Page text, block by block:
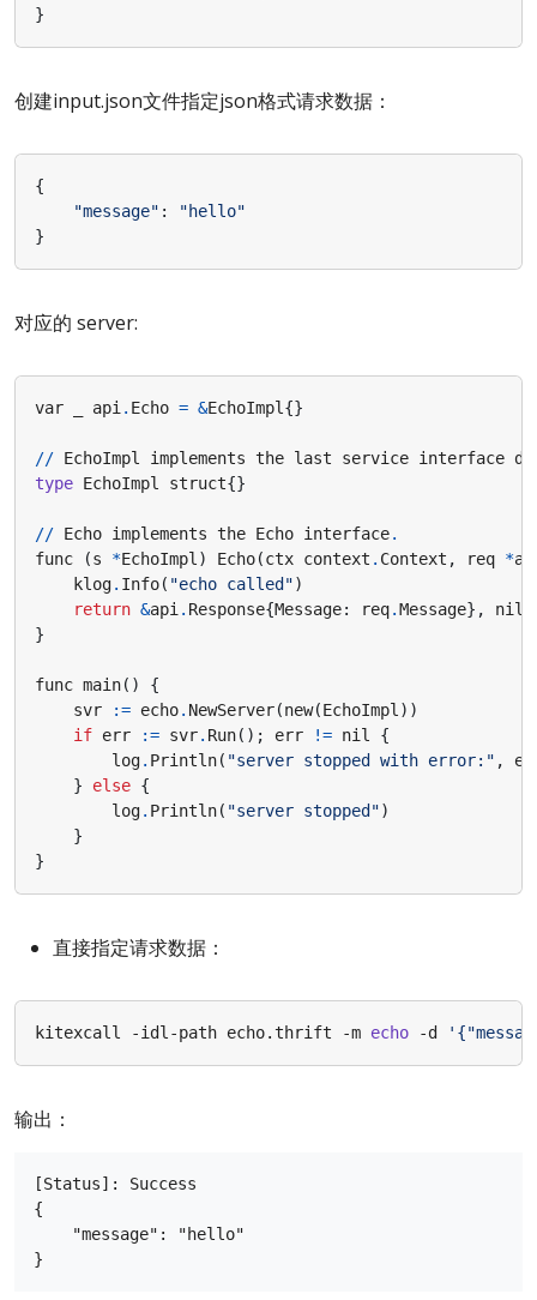
}
创建input.json文件指定json格式请求数据：
{
"message" :
"hello"
}
对应的 server:
var api . Echo = &EchoImpl {}
// EchoImpl implements the last service interface
type EchoImpl struct{}
// Echo implements the Echo interface.
func
(s *EchoImpl ) Echo(ctx context . Context , req *
klog. Info( "echo called")
return &api . Response{Message: req.Message},
nil
}
func main()
{
svr
:= echo. NewServer(new(EchoImpl ))
if err := svr. Run(); err != nil
{
log. Println( "server stopped with error:" ,
}
else {
log. Println( "server stopped")
}
}
直接指定请求数据：
kitexcall -idl-path echo.thrift -m echo -d
输出：
[Status]: Success
{
    "message": "hello"